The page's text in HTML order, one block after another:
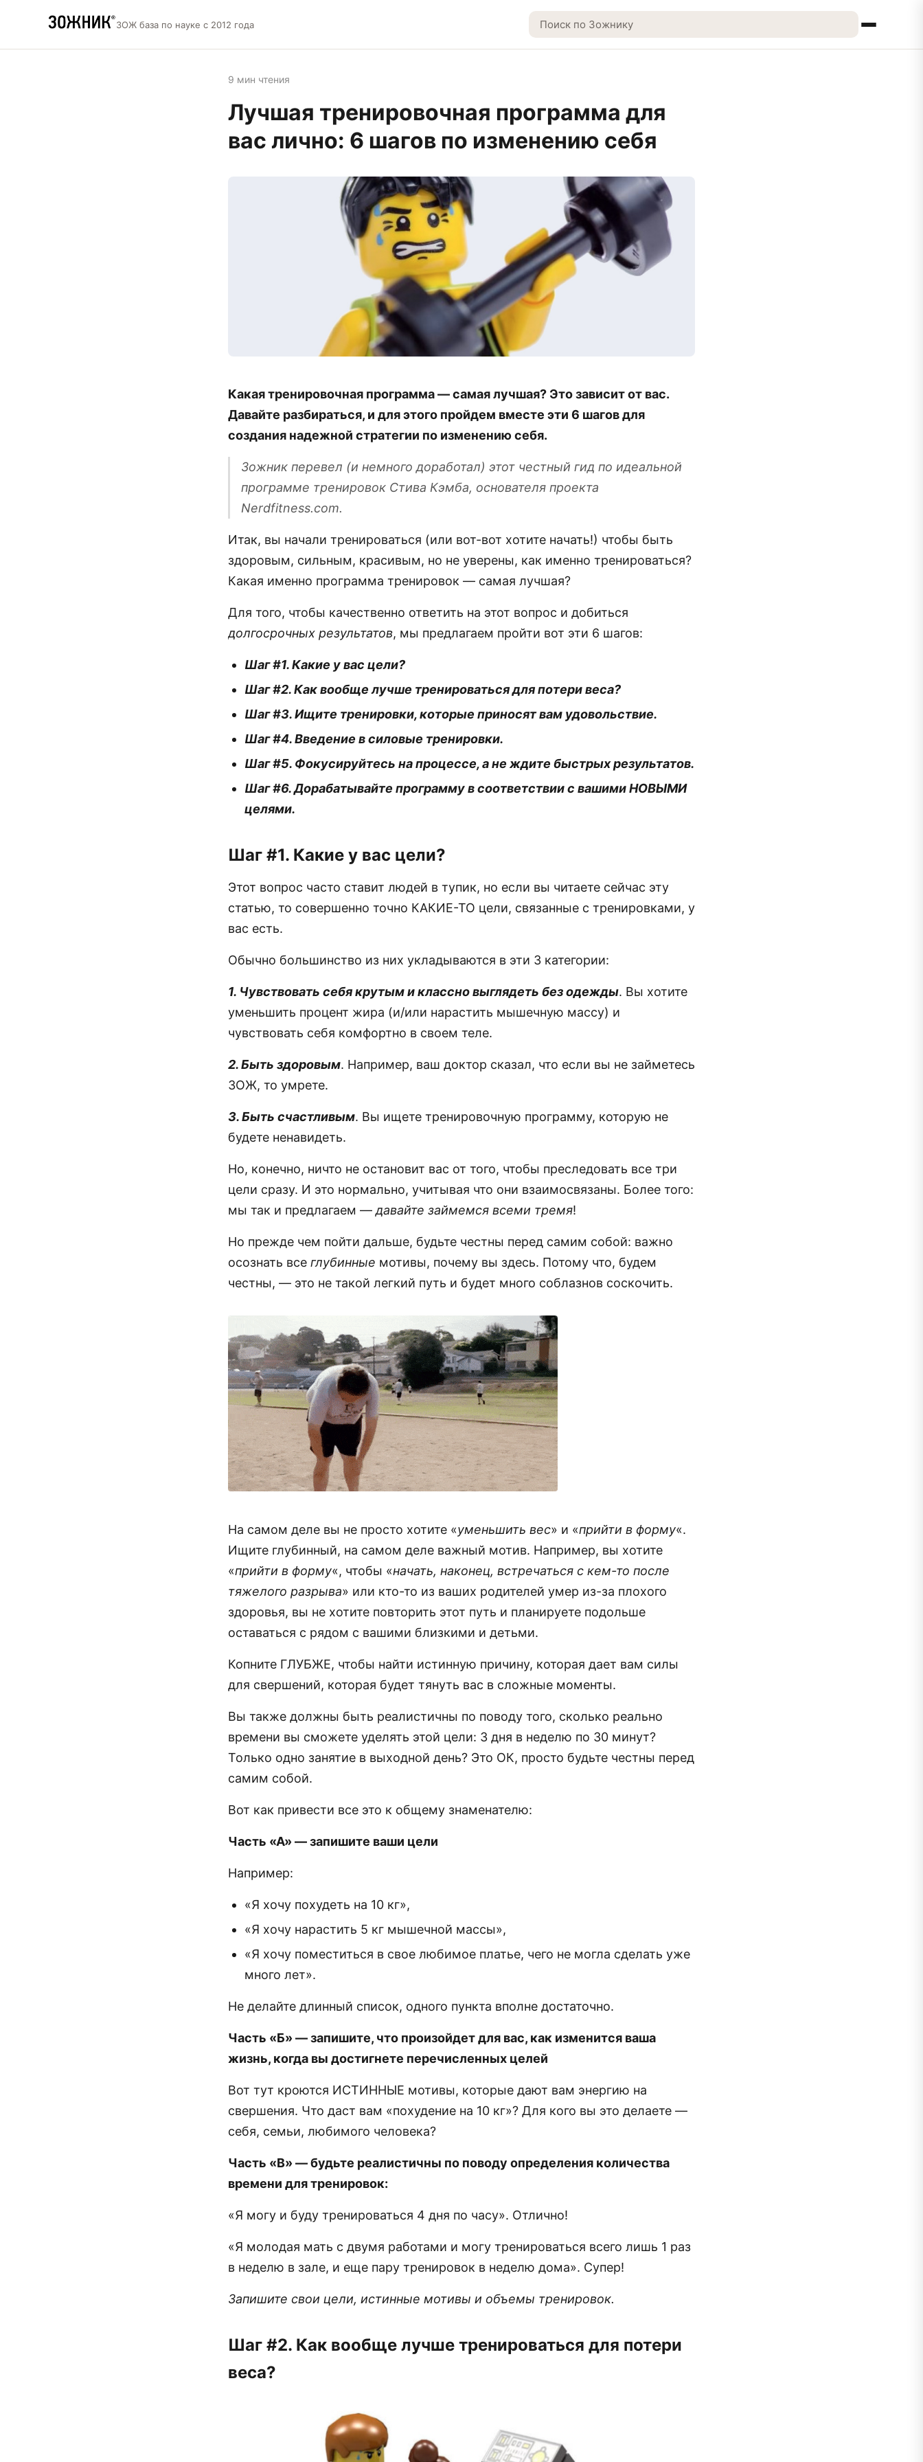
ЗОЖ база по науке с 2012 года
9 мин чтения
Лучшая тренировочная программа для
вас лично: 6 шагов по изменению себя
Какая тренировочная программа — самая лучшая? Это зависит от вас.
Давайте разбираться, и для этого пройдем вместе эти 6 шагов для
создания надежной стратегии по изменению себя.
Зожник перевел (и немного доработал) этот честный гид по идеальной
программе тренировок Стива Кэмба, основателя проекта
Nerdfitness.com.
Итак, вы начали тренироваться (или вот-вот хотите начать!) чтобы быть
здоровым, сильным, красивым, но не уверены, как именно тренироваться?
Какая именно программа тренировок — самая лучшая?
Для того, чтобы качественно ответить на этот вопрос и добиться
долгосрочных результатов, мы предлагаем пройти вот эти 6 шагов:
Шаг #1. Какие у вас цели?
Шаг #2. Как вообще лучше тренироваться для потери веса?
Шаг #3. Ищите тренировки, которые приносят вам удовольствие.
Шаг #4. Введение в силовые тренировки.
Шаг #5. Фокусируйтесь на процессе, а не ждите быстрых результатов.
Шаг #6. Дорабатывайте программу в соответствии с вашими НОВЫМИ
целями.
Шаг #1. Какие у вас цели?
Этот вопрос часто ставит людей в тупик, но если вы читаете сейчас эту
статью, то совершенно точно КАКИЕ-ТО цели, связанные с тренировками, у
вас есть.
Обычно большинство из них укладываются в эти 3 категории:
1. Чувствовать себя крутым и классно выглядеть без одежды. Вы хотите
уменьшить процент жира (и/или нарастить мышечную массу) и
чувствовать себя комфортно в своем теле.
2. Быть здоровым. Например, ваш доктор сказал, что если вы не займетесь
ЗОЖ, то умрете.
3. Быть счастливым. Вы ищете тренировочную программу, которую не
будете ненавидеть.
Но, конечно, ничто не остановит вас от того, чтобы преследовать все три
цели сразу. И это нормально, учитывая что они взаимосвязаны. Более того:
мы так и предлагаем —давайте займемся всеми тремя!
Но прежде чем пойти дальше, будьте честны перед самим собой: важно
осознать все глубинные мотивы, почему вы здесь. Потому что, будем
честны, — это не такой легкий путь и будет много соблазнов соскочить.
На самом деле вы не просто хотите «уменьшить вес» и «прийти в форму«.
Ищите глубинный, на самом деле важный мотив. Например, вы хотите
«прийти в форму«, чтобы «начать, наконец, встречаться с кем-то после
тяжелого разрыва» или кто-то из ваших родителей умер из-за плохого
здоровья, вы не хотите повторить этот путь и планируете подольше
оставаться с рядом с вашими близкими и детьми.
Копните ГЛУБЖЕ, чтобы найти истинную причину, которая дает вам силы
для свершений, которая будет тянуть вас в сложные моменты.
Вы также должны быть реалистичны по поводу того, сколько реально
времени вы сможете уделять этой цели: 3 дня в неделю по 30 минут?
Только одно занятие в выходной день? Это ОК, просто будьте честны перед
самим собой.
Вот как привести все это к общему знаменателю:
Часть «А» — запишите ваши цели
Например:
«Я хочу похудеть на 10 кг»,
«Я хочу нарастить 5 кг мышечной массы»,
«Я хочу поместиться в свое любимое платье, чего не могла сделать уже
много лет».
Не делайте длинный список, одного пункта вполне достаточно.
Часть «Б» — запишите, что произойдет для вас, как изменится ваша
жизнь, когда вы достигнете перечисленных целей
Вот тут кроются ИСТИННЫЕ мотивы, которые дают вам энергию на
свершения. Что даст вам «похудение на 10 кг»? Для кого вы это делаете —
себя, семьи, любимого человека?
Часть «В» — будьте реалистичны по поводу определения количества
времени для тренировок:
«Я могу и буду тренироваться 4 дня по часу». Отлично!
«Я молодая мать с двумя работами и могу тренироваться всего лишь 1 раз
в неделю в зале, и еще пару тренировок в неделю дома». Супер!
Запишите свои цели, истинные мотивы и объемы тренировок.
Шаг #2. Как вообще лучше тренироваться для потери
веса?